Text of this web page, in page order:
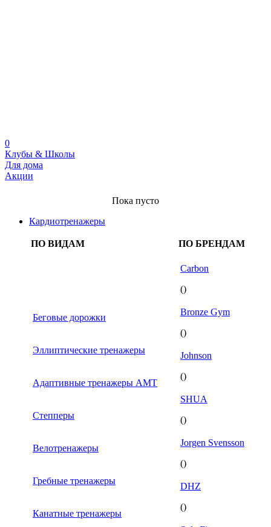
0
Клубы & Школы
Для дома
Акции
Пока пусто
Кардиотренажеры
ПО ВИДАМ ПО БРЕНДАМ
Беговые дорожки
Эллиптические тренажеры
Адаптивные тренажеры AMT
Степперы
Велотренажеры
Гребные тренажеры
Канатные тренажеры
Carbon
()
Bronze Gym
()
Johnson
()
SHUA
()
Jorgen Svensson
()
DHZ
()